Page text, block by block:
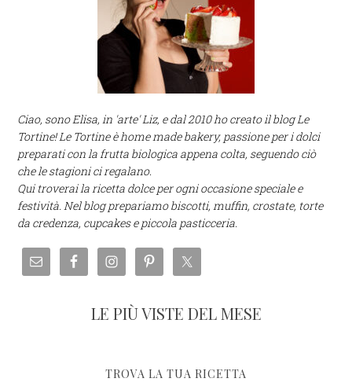
Ciao, sono Elisa, in 'arte' Liz, e dal 2010 ho creato il blog Le
Tortine! Le Tortine è home made bakery, passione per i dolci
preparati con la frutta biologica appena colta, seguendo ciò
che le stagioni ci regalano.
Qui troverai la ricetta dolce per ogni occasione speciale e
festività. Nel blog prepariamo biscotti, muffin, crostate, torte
da credenza, cupcakes e piccola pasticceria.
LE PIÙ VISTE DEL MESE
TROVA LA TUA RICETTA